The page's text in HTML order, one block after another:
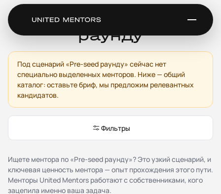
Ментор по Pre-seed
раунду
Под сценарий «Pre-seed раунду» сейчас нет
специально выделенных менторов. Ниже — общий
каталог: оставьте бриф, мы предложим релевантных
кандидатов.
Фильтры
Ищете ментора по «Pre-seed раунду»? Это узкий сценарий, и
ключевая ценность ментора — опыт прохождения этого пути.
Менторы United Mentors работают с собственниками, кого
зацепила именно ваша задача.
Сервис
Каталог менторов
Как это работает
Отзывы
Стать ментором
Партнёрская программа
Благотворительность
Документы